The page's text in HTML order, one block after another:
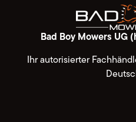
Bad Boy Mowers UG
Ihr autorisierter